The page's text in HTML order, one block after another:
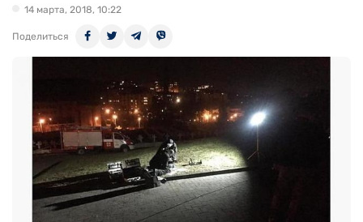
14 марта, 2018, 10:22
Поделиться